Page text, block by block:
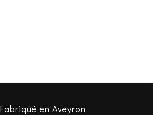
Fabriqué en Aveyron